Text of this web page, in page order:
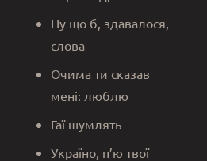
Ну що б, здавалося,
слова
Очима ти сказав
мені: люблю
Гаї шумлять
Україно, п’ю твої